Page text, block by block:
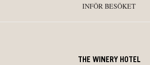
INFÖR BESÖKET
THE WINERY HOTEL